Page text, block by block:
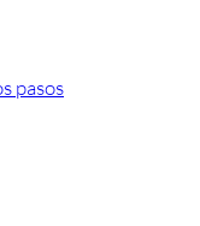
pasos